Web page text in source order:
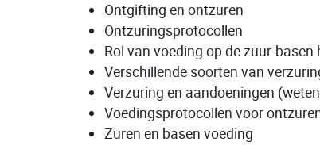
Ontgifting en ontzuren
Ontzuringsprotocollen
Rol van voeding op de zuur-basen
Verschillende soorten van
Verzuring en aandoeningen
Voedingsprotocollen voor
Zuren en basen voeding